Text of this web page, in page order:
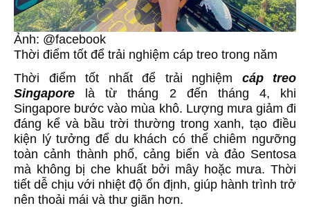
Ảnh: @facebook
Thời điểm tốt để trải nghiệm cáp treo trong năm
Thời điểm tốt nhất để trải nghiệm cáp treo
Singapore là từ tháng 2 đến tháng 4, khi
Singapore bước vào mùa khô. Lượng mưa giảm đi
đáng kể và bầu trời thường trong xanh, tạo điều
kiện lý tưởng để du khách có thể chiêm ngưỡng
toàn cảnh thành phố, cảng biển và đảo Sentosa
mà không bị che khuất bởi mây hoặc mưa. Thời
tiết dễ chịu với nhiệt độ ổn định, giúp hành trình trở
nên thoải mái và thư giãn hơn.